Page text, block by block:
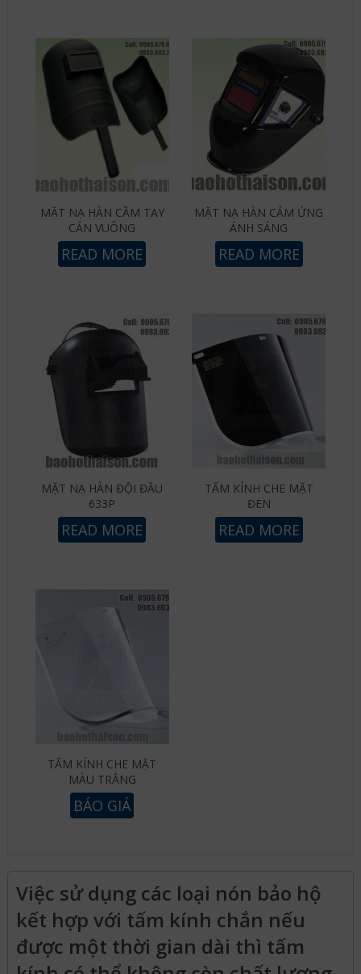
MẶT NẠ HÀN CẦM TAY
CÁN VUÔNG
READ MORE
MẶT NẠ HÀN CẢM ỨNG
ÁNH SÁNG
READ MORE
MẶT NẠ HÀN ĐỘI ĐẦU
633P
READ MORE
TẤM KÍNH CHE MẶT
ĐEN
READ MORE
TẤM KÍNH CHE MẶT
MÀU TRẮNG
BÁO GIÁ
Việc sử dụng các loại nón bảo hộ
kết hợp với tấm kính chắn nếu
được một thời gian dài thì tấm